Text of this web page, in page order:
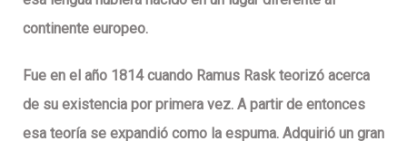
continente europeo.
Fue en el año 1814cuando Ramus Raskteorizó acerca
de su existencia por primera vez. A partir de entonces
esa teoría se expandió como la espuma. Adquirió un gran